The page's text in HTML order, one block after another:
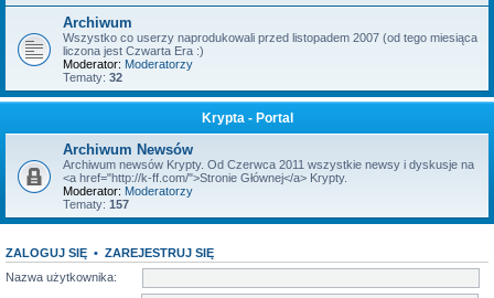
Archiwum
Wszystko co userzy naprodukowali przed listopadem 2007 (od tego miesiąca
liczona jest Czwarta Era :)
Moderator: Moderatorzy
Tematy: 32
Krypta - Portal
Archiwum Newsów
Archiwum newsów Krypty. Od Czerwca 2011 wszystkie newsy i dyskusje na
<a href="http://k-ff.com/">Stronie Głównej</a> Krypty.
Moderator: Moderatorzy
Tematy: 157
ZALOGUJ SIĘ • ZAREJESTRUJ SIĘ
Nazwa użytkownika: